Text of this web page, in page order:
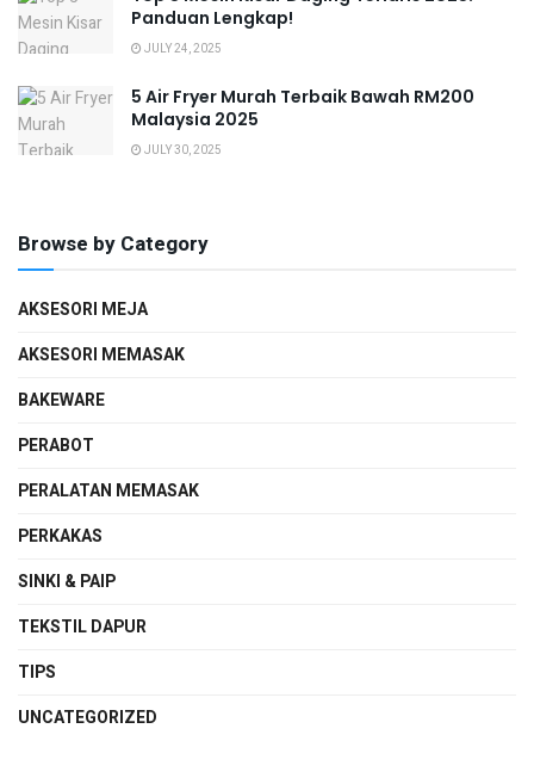
Panduan Lengkap!
JULY 24, 2025
5 Air Fryer Murah Terbaik Bawah RM200
Malaysia 2025
JULY 30, 2025
Browse by Category
AKSESORI MEJA
AKSESORI MEMASAK
BAKEWARE
PERABOT
PERALATAN MEMASAK
PERKAKAS
SINKI & PAIP
TEKSTIL DAPUR
TIPS
UNCATEGORIZED